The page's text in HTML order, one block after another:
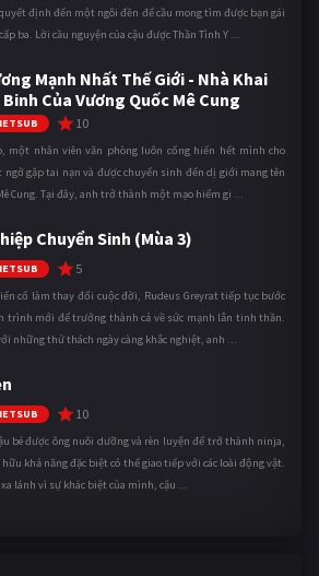
định đến một ngôi đền để cầu mong tìm được bạn gái
ba. Lời cầu nguyện của cậu được Thần Tình Y ...
Mạnh Nhất Thế Giới - Nhà Khai
Của Vương Quốc Mê Cung
10
một nhân viên văn phòng luôn cống hiến hết mình cho
ngờ gặp tai nạn và được chuyển sinh đến dị giới mang tên
Cung. Tại đây, anh trở thành một mạo hiểm gi ...
Chuyển Sinh (Mùa 3)
5
cố làm thay đổi cuộc đời, Rudeus Greyrat tiếp tục bước
trình mới để trưởng thành cả về sức mạnh lẫn tinh thần.
những thử thách ngày càng khắc nghiệt, anh ...
10
bé được ông nuôi dưỡng và rèn luyện để trở thành ninja,
khả năng đặc biệt có thể giao tiếp với các loài động vật.
lánh vì sự khác biệt của mình, cậu ...